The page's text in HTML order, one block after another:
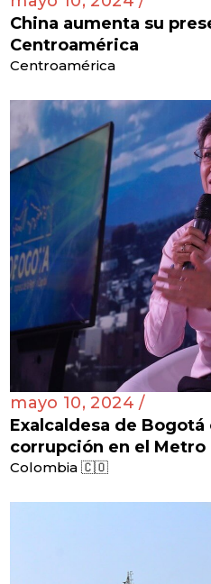
China aumenta su
Centroamérica
Centroamérica
mayo 10, 2024 /
Exalcaldesa de
corrupción en el Metro
Colombia 🇨🇴